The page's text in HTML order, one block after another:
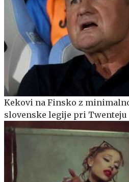
Kekovi na Finsko z
slovenske legije pri Twenteju